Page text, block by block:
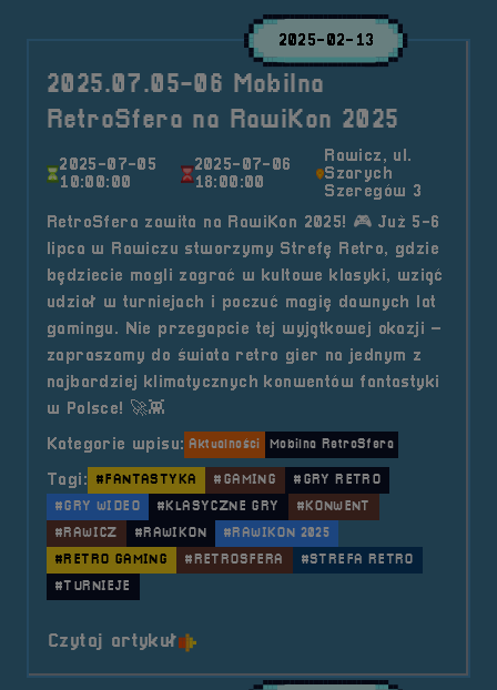
2025-02-13
2025.07.05-06 Mobilna
RetroSfera na RawiKon 2025
2025-07-05
10:00:00
2025-07-06
18:00:00
Rawicz, ul.
Szarych
Szeregów 3
RetroSfera zawita na RawiKon 2025! 🎮 Już 5-6
lipca w Rawiczu stworzymy Strefę Retro, gdzie
będziecie mogli zagrać w kultowe klasyki, wziąć
udział w turniejach i poczuć magię dawnych lat
gamingu. Nie przegapcie tej wyjątkowej okazji –
zapraszamy do świata retro gier na jednym z
najbardziej klimatycznych konwentów fantastyki
w Polsce! 🚀👾
Kategorie wpisu: Aktualności Mobilna RetroSfera
Tagi: #FANTASTYKA #GAMING
#GRY RETRO
#GRY WIDEO
#KLASYCZNE GRY
#KONWENT
#RAWICZ
#RAWIKON
#RAWIKON 2025
#RETRO GAMING
#RETROSFERA
#STREFA RETRO
#TURNIEJE
Czytaj artykuło tytule 2025.07.05-06 Mobilna